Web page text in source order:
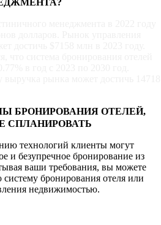
БРОНИРОВАНИЯ ОТЕЛЕЙ,
СПЛАНИРОВАТЬ
технологий клиенты могут
и безупречное бронирование из
ваши требования, вы можете
бронирования отеля или
недвижимостью.